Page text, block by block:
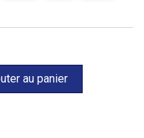
au panier